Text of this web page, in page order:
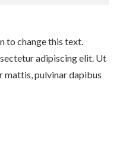
to change this text.
adipiscing elit. Ut
mattis, pulvinar dapibus